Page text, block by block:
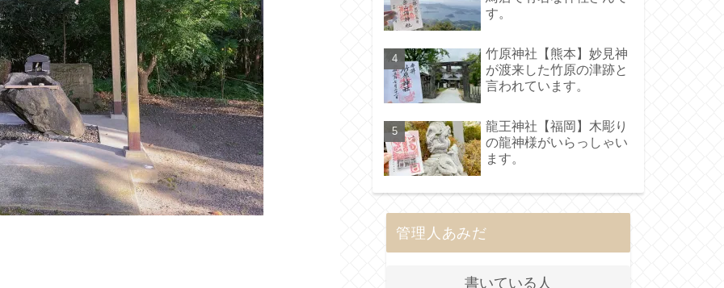
す。
竹原神社【熊本】妙見神
が渡来した竹原の津跡と
言われています。
龍王神社【福岡】木彫り
の龍神様がいらっしゃい
ます。
管理人あみだ
書いている人